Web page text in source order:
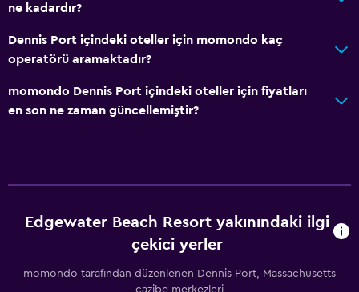
ne kadardır?
Dennis Port içindeki oteller için momondo kaç
operatörü aramaktadır?
momondo Dennis Port içindeki oteller için fiyatları
en son ne zaman güncellemiştir?
Edgewater Beach Resort yakınındaki ilgi
çekici yerler
momondo tarafından düzenlenen Dennis Port, Massachusetts
cazibe merkezleri